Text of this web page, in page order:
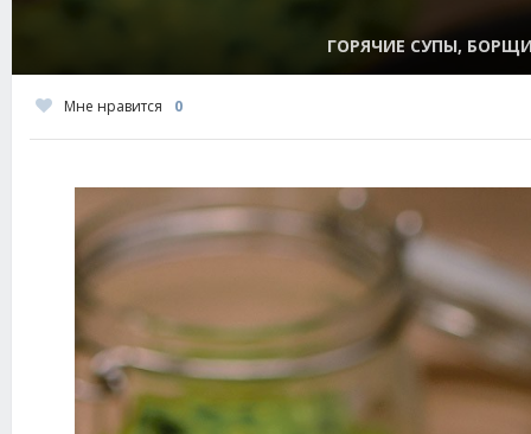
ГОРЯЧИЕ СУПЫ,
Мне нравится 0